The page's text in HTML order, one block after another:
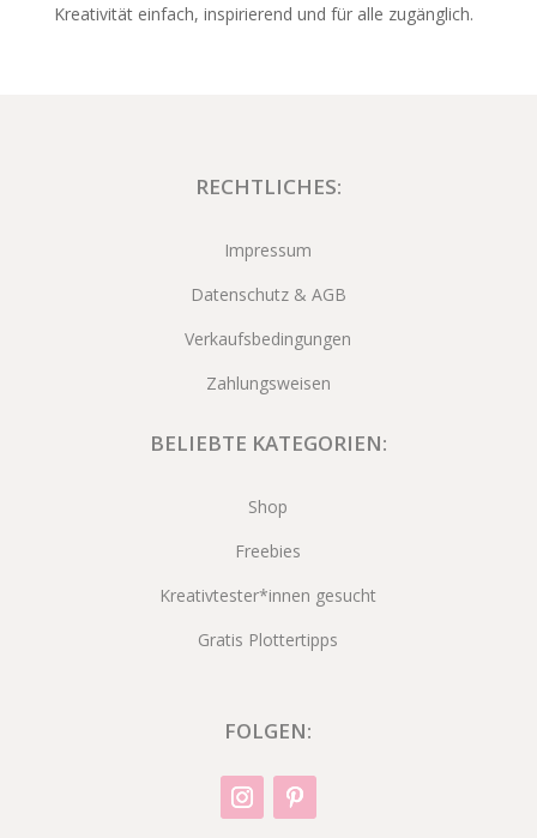
Kreativität einfach, inspirierend und für alle zugänglich.
RECHTLICHES:
Impressum
Datenschutz & AGB
Verkaufsbedingungen
Zahlungsweisen
BELIEBTE KATEGORIEN:
Shop
Freebies
Kreativtester*innen gesucht
Gratis Plottertipps
FOLGEN: